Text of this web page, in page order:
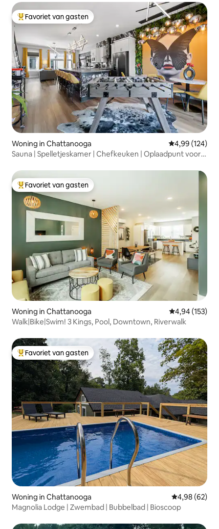
Topfavoriet van gasten
Favoriet van gasten
Woning in Chattanooga Gemiddelde
4,99 (124)
Sauna | Spelletjeskamer | Chefkeuken | Oplaadpunt voor
Topfavoriet van gasten
Favoriet van gasten
Woning in Chattanooga Gemiddelde
4,94 (153)
Walk|Bike|Swim! 3 Kings, Pool, Downtown, Riverwalk
Topfavoriet van gasten
Favoriet van gasten
Woning in Chattanooga Gemiddelde
4,98 (62)
Magnolia Lodge | Zwembad | Bubbelbad | Bioscoop